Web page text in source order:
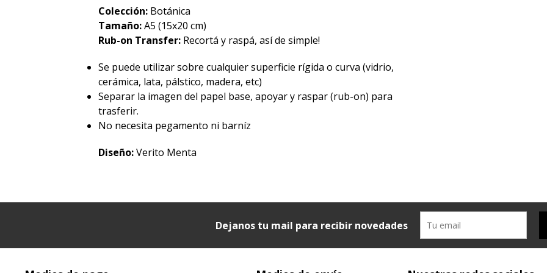
Colección: Botánica
Tamaño:A5 (15x20 cm)
Rub-on Transfer: Recortá y raspá, así de simple!
Se puede utilizar sobre cualquier superficie rígida o curva (vidrio,
cerámica, lata, pálstico, madera, etc)
Separar la imagen del papel base, apoyar y raspar (rub-on) para
trasferir.
No necesita pegamento ni barníz
Diseño:Verito Menta
Dejanos tu mail para recibir novedades